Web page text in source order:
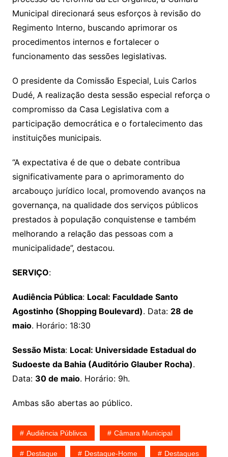
Municipal direcionará seus esforços à revisão do
Regimento Interno, buscando aprimorar os
procedimentos internos e fortalecer o
funcionamento das sessões legislativas.
O presidente da Comissão Especial, Luis Carlos
Dudé, A realização desta sessão especial reforça o
compromisso da Casa Legislativa com a
participação democrática e o fortalecimento das
instituições municipais.
“A expectativa é de que o debate contribua
significativamente para o aprimoramento do
arcabouço jurídico local, promovendo avanços na
governança, na qualidade dos serviços públicos
prestados à população conquistense e também
melhorando a relação das pessoas com a
municipalidade”, destacou.
SERVIÇO:
Audiência Pública: Local: Faculdade Santo
Agostinho (Shopping Boulevard). Data: 28 de
maio. Horário: 18:30
Sessão Mista: Local: Universidade Estadual do
Sudoeste da Bahia (Auditório Glauber Rocha).
Data: 30 de maio. Horário: 9h.
Ambas são abertas ao público.
Audiência Públivca Câmara Municipal
Destaque Destaque-Home Destaques